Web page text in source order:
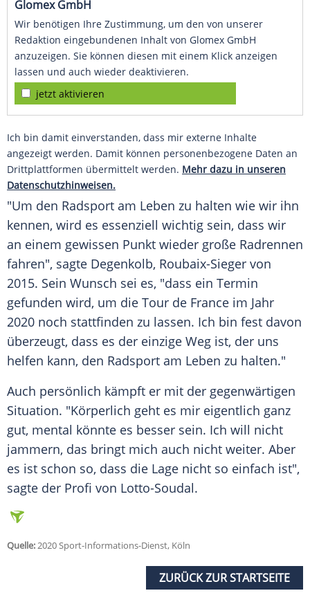
Glomex GmbH
Wir benötigen Ihre Zustimmung, um den von unserer
Redaktion eingebundenen Inhalt von Glomex GmbH
anzuzeigen. Sie können diesen mit einem Klick anzeigen
lassen und auch wieder deaktivieren.
jetzt aktivieren
Ich bin damit einverstanden, dass mir externe Inhalte
angezeigt werden. Damit können personenbezogene Daten an
Drittplattformen übermittelt werden. Mehr dazu in unseren
Datenschutzhinweisen.
"Um den Radsport am Leben zu halten wie wir ihn
kennen, wird es essenziell wichtig sein, dass wir
an einem gewissen Punkt wieder große Radrennen
fahren", sagte Degenkolb, Roubaix-Sieger von
2015. Sein Wunsch sei es, "dass ein Termin
gefunden wird, um die Tour de France im Jahr
2020 noch stattfinden zu lassen. Ich bin fest davon
überzeugt, dass es der einzige Weg ist, der uns
helfen kann, den Radsport am Leben zu halten."
Auch persönlich kämpft er mit der gegenwärtigen
Situation. "Körperlich geht es mir eigentlich ganz
gut, mental könnte es besser sein. Ich will nicht
jammern, das bringt mich auch nicht weiter. Aber
es ist schon so, dass die Lage nicht so einfach ist",
sagte der Profi von Lotto-Soudal.
Quelle:2020 Sport-Informations-Dienst, Köln
ZURÜCK ZUR STARTSEITE